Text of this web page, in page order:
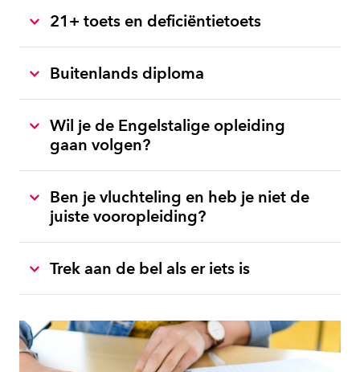
21+ toets en deficiëntietoets
Buitenlands diploma
Wil je de Engelstalige opleiding
gaan volgen?
Ben je vluchteling en heb je niet de
juiste vooropleiding?
Trek aan de bel als er iets is